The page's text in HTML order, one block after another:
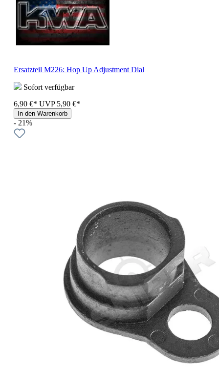
Ersatzteil M226: Hop Up Adjustment Dial
Sofort verfügbar
6,90 €* UVP 5,90 €*
In den Warenkorb
- 21%